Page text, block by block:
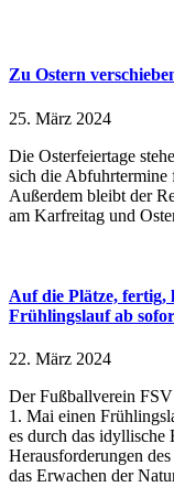
Zu Ostern
25. März 2024
Die Osterfeiertage
sich die Abfuhrtermine
Außerdem bleibt der
am Karfreitag und
Auf die Plätze, fertig,
Frühlingslauf ab
22. März 2024
Der Fußballverein
1. Mai einen
es durch das idyllische
Herausforderungen
das Erwachen der